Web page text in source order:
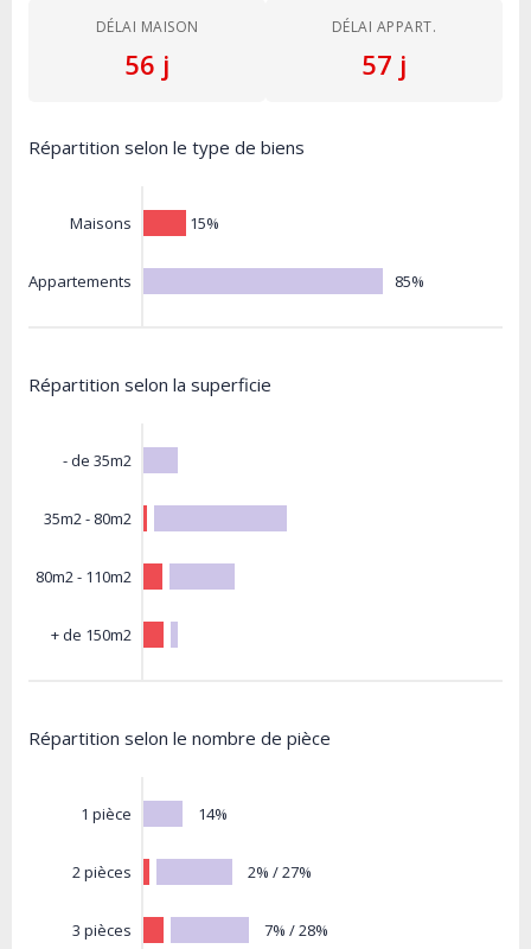
DÉLAI MAISON
56 j
DÉLAI APPART.
57 j
Répartition selon le type de biens
Maisons
Appartements
15%
85%
Répartition selon la superficie
- de 35m2
35m2 - 80m2
80m2 - 110m2
+ de 150m2
Répartition selon le nombre de pièce
1 pièce
2 pièces
3 pièces
14%
2% / 27%
7% / 28%